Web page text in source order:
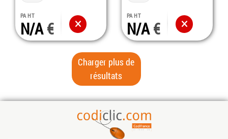
PA HT
N/A
PA HT
N/A
Charger plus de
résultats